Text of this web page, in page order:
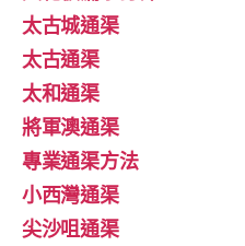
太古城通渠
太古通渠
太和通渠
將軍澳通渠
專業通渠方法
小西灣通渠
尖沙咀通渠